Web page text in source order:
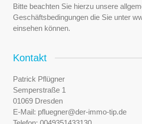
Bitte beachten Sie hierzu unsere
Geschäftsbedingungen die Sie unter
einsehen können.
Kontakt
Patrick Pflügner
Semperstraße 1
01069 Dresden
E-Mail: pfluegner@der-immo-tip.de